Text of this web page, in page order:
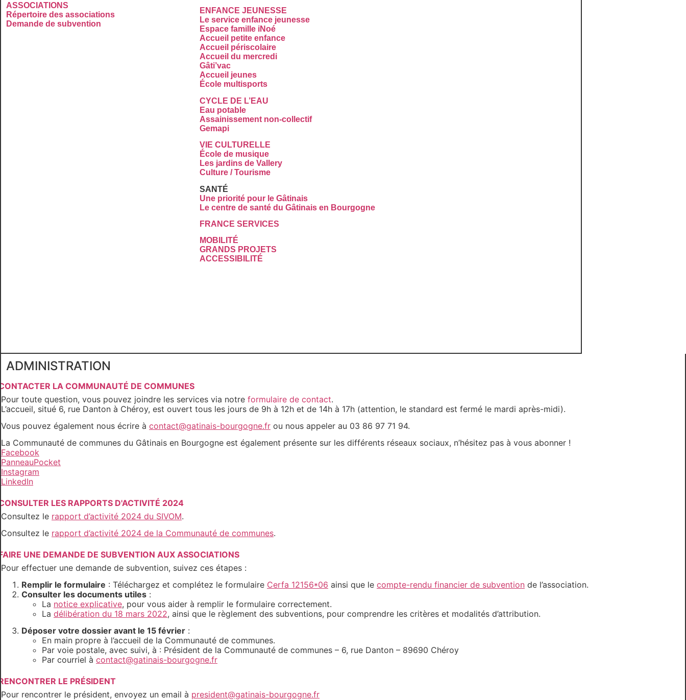
ASSOCIATIONS
Répertoire des associations
Demande de subvention
ENFANCE JEUNESSE
Le service enfance jeunesse
Espace famille iNoé
Accueil petite enfance
Accueil périscolaire
Accueil du mercredi
Gâti’vac
Accueil jeunes
École multisports
CYCLE DE L’EAU
Eau potable
Assainissement non-collectif
Gemapi
VIE CULTURELLE
École de musique
Les jardins de Vallery
Culture / Tourisme
SANTÉ
Une priorité pour le Gâtinais
Le centre de santé du Gâtinais en Bourgogne
FRANCE SERVICES
MOBILITÉ
GRANDS PROJETS
ACCESSIBILITÉ
ADMINISTRATION
LA COMMUNAUTÉ DE COMMUNES
Pour toute question, vous pouvez joindre les services via notre formulaire de contact.
L’accueil, situé 6, rue Danton à Chéroy, est ouvert tous les jours de 9h à 12h et de 14h à 17h (attention, le standard est fermé le mardi après-midi).
Vous pouvez également nous écrire à contact@gatinais-bourgogne.fr ou nous appeler au 03 86 97 71 94.
La Communauté de communes du Gâtinais en Bourgogne est également présente sur les différents réseaux sociaux, n’hésitez pas à vous abonner !
Facebook
PanneauPocket
Instagram
LinkedIn
LES RAPPORTS D'ACTIVITÉ 2024
Consultez le rapport d’activité 2024 du SIVOM.
Consultez le rapport d’activité 2024 de la Communauté de communes.
UNE DEMANDE DE SUBVENTION AUX ASSOCIATIONS
Pour effectuer une demande de subvention, suivez ces étapes :
Remplir le formulaire : Téléchargez et complétez le formulaire Cerfa 12156*06 ainsi que le compte-rendu financier de subvention de l’association.
Consulter les documents utiles :
La notice explicative, pour vous aider à remplir le formulaire correctement.
La délibération du 18 mars 2022, ainsi que le règlement des subventions, pour comprendre les critères et modalités d’attribution.
Déposer votre dossier avant le 15 février :
En main propre à l’accueil de la Communauté de communes.
Par voie postale, avec suivi, à : Président de la Communauté de communes – 6, rue Danton – 89690 Chéroy
Par courriel à contact@gatinais-bourgogne.fr
LE PRÉSIDENT
Pour rencontrer le président, envoyez un email à president@gatinais-bourgogne.fr